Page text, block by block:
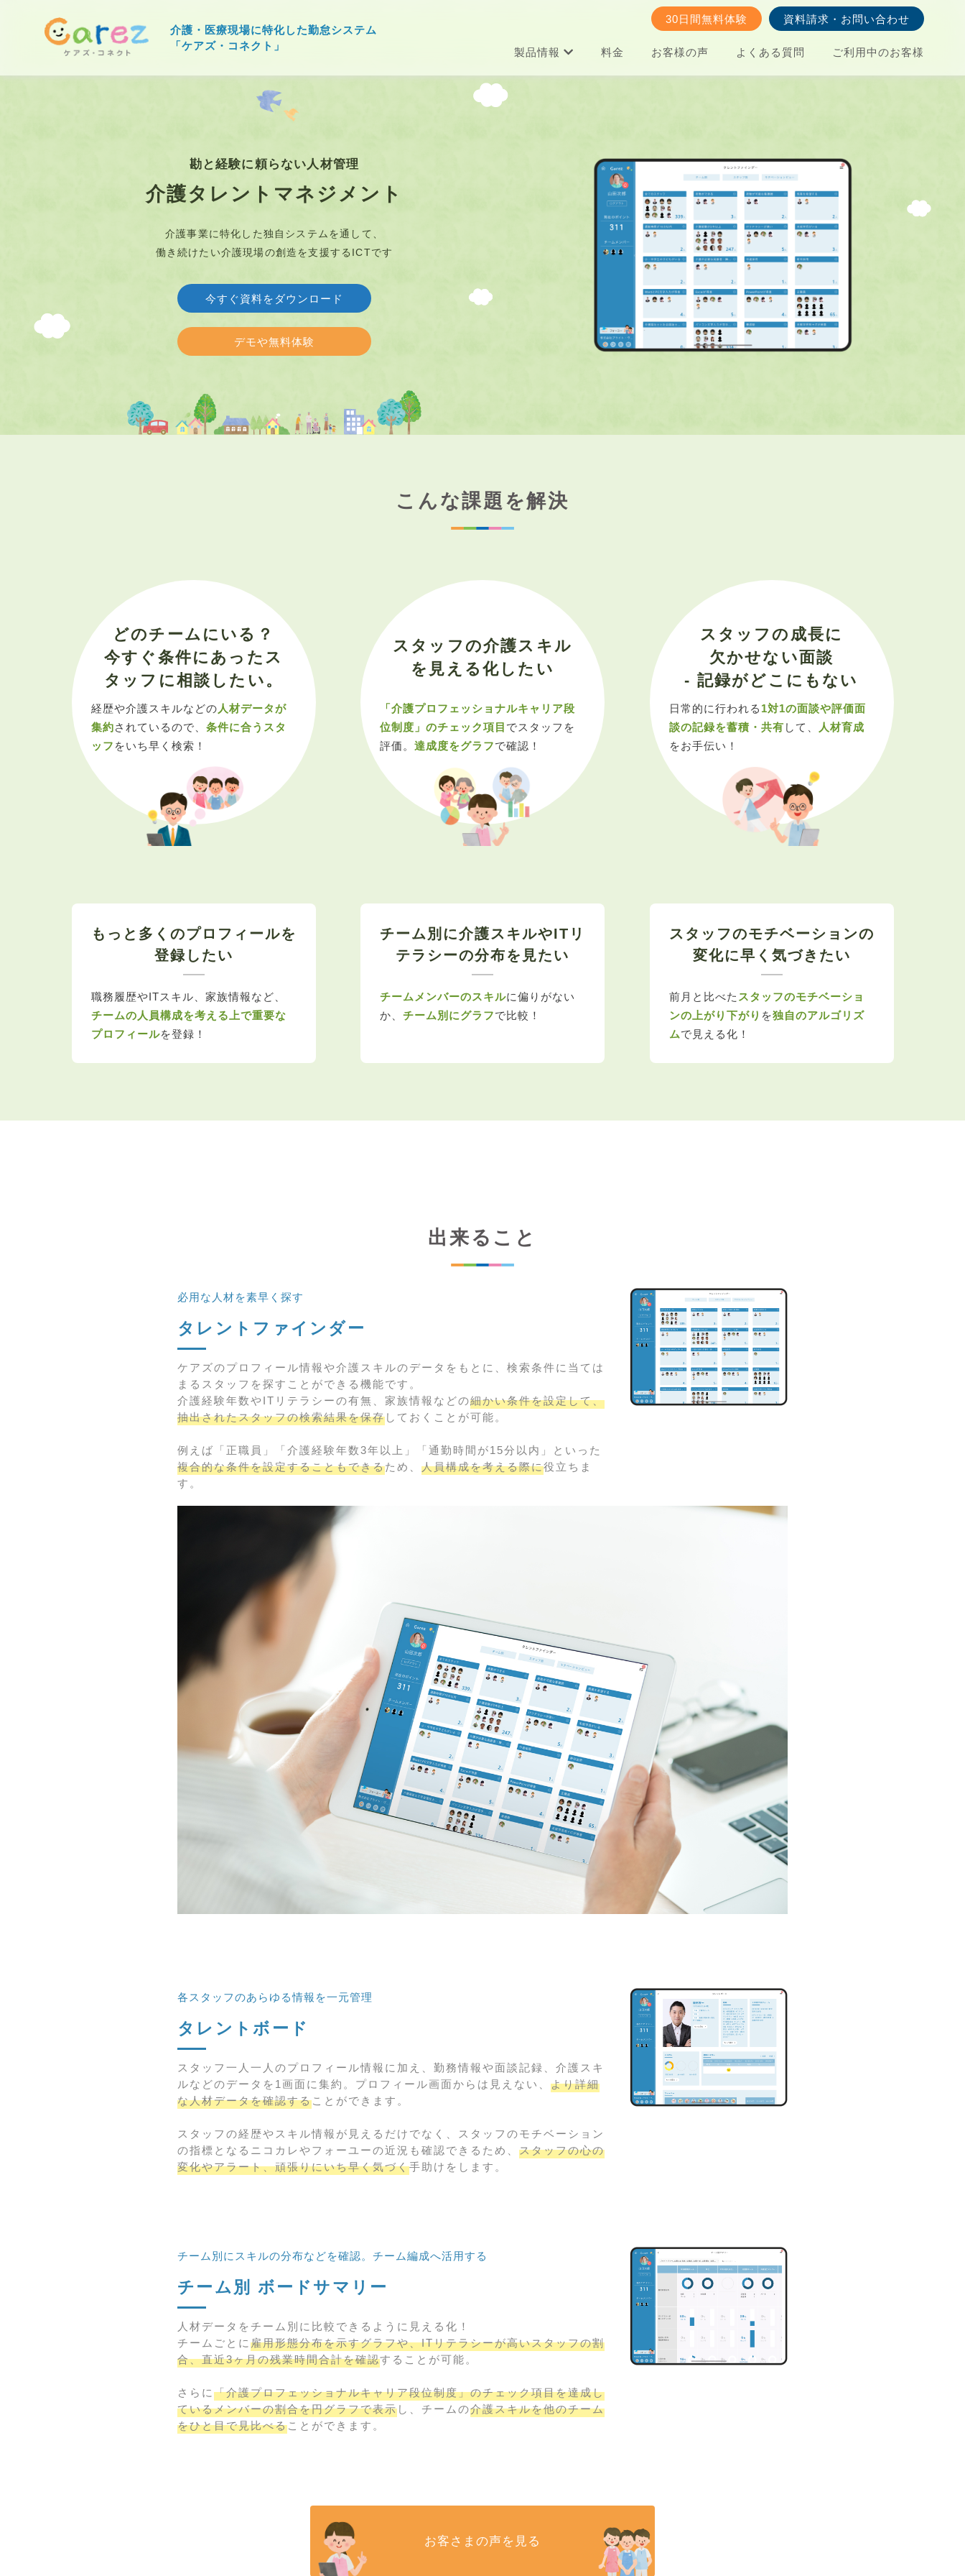
介護・医療現場に特化した勤怠システム
「ケアズ・コネクト」
製品情報 料金 お客様の声 よくある質問 ご利用中のお客様
30日間無料体験 資料請求・お問い合わせ
勘と経験に頼らない人材管理
介護タレントマネジメント
介護事業に特化した独自システムを通して、
働き続けたい介護現場の創造を支援するICTです
今すぐ資料をダウンロード
デモや無料体験
こんな課題を解決
どのチームにいる？
今すぐ条件にあったス
タッフに相談したい。
経歴や介護スキルなどの人材データが
集約されているので、 条件に合うスタ
ッフ をいち早く検索！
スタッフの介護スキル
を見える化したい
「介護プロフェッショナルキャリア段
位制度」のチェック項目 でスタッフを
評価。 達成度をグラフで確認！
スタッフの成長に
欠かせない面談
- 記録がどこにもない
日常的に行われる 1対1の面談や評価面
談の記録を蓄積・共有 して、
人材育成
をお手伝い！
もっと多くのプロフィールを
登録したい
職務履歴やITスキル、家族情報など、
チームの人員構成を考える上で重要な
プロフィールを登録！
チーム別に介護スキルやITリ
テラシーの分布を見たい
チームメンバーのスキルに偏りがない
か、 チーム別にグラフで比較！
スタッフのモチベーションの
変化に早く気づきたい
前月と比べた スタッフのモチベーショ
ンの上がり下がり を独自のアルゴリズ
ムで見える化！
出来ること
必用な人材を素早く探す
タレントファインダー
ケアズのプロフィール情報や介護スキルのデータをもとに、検索条件に当ては
まるスタッフを探すことができる機能です。
介護経験年数やITリテラシーの有無、家族情報などの細かい条件を設定して、
抽出されたスタッフの検索結果を保存しておくことが可能。
例えば「正職員」「介護経験年数3年以上」「通勤時間が15分以内」といった
複合的な条件を設定することもできるため、 人員構成を考える際に役立ちま
す。
各スタッフのあらゆる情報を一元管理
タレントボード
スタッフ一人一人のプロフィール情報に加え、勤務情報や面談記録、介護スキ
ルなどのデータを1画面に集約。プロフィール画面からは見えない、 より詳細
な人材データを確認することができます。
スタッフの経歴やスキル情報が見えるだけでなく、スタッフのモチベーション
の指標となるニコカレやフォーユーの近況も確認できるため、 スタッフの心の
変化やアラート、頑張りにいち早く気づく手助けをします。
チーム別にスキルの分布などを確認。チーム編成へ活用する
チーム別 ボードサマリー
人材データをチーム別に比較できるように見える化！
チームごとに 雇用形態分布を示すグラフや、ITリテラシーが高いスタッフの割
合、直近3ヶ月の残業時間合計を確認することが可能。
さらに 「介護プロフェッショナルキャリア段位制度」のチェック項目を達成し
ているメンバーの割合を円グラフで表示し、チームの介護スキルを他のチーム
をひと目で見比べることができます。
お客さまの声を見る